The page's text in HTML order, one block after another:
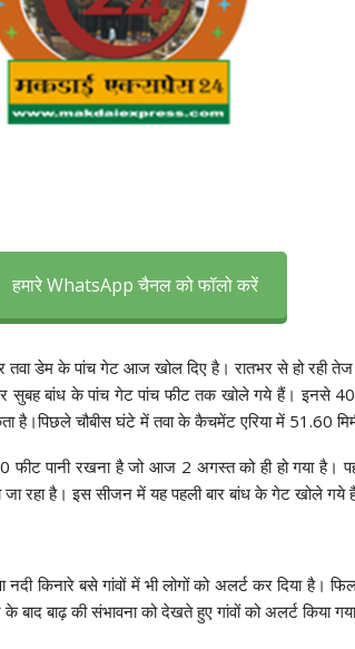
हमारे WhatsApp चैनल को फॉलो करें
तवा डेम के पांच गेट आज खोल दिए है। रातभर से हो रही
बांध के पांच गेट पांच फीट तक खोले गये हैं। इनसे
है।पिछले चौबीस घंटे में तवा के कैचमेंट एरिया में 51.60 मिमी
पानी रखना है जो आज 2 अगस्त को ही हो गया है।
रहा है। इस सीजन में यह पहली बार बांध के गेट खोले गये
किनारे बसे गांवों में भी लोगों को अलर्ट कर दिया है।
बाढ़ की संभावना को देखते हुए गांवों को अलर्ट किया